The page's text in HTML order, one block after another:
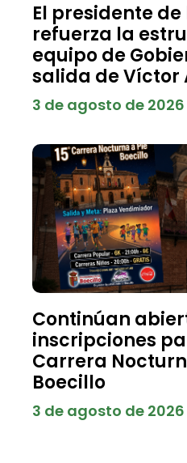
El presidente
refuerza la
equipo de
salida de Víctor
3 de agosto de 2026
Continúan
inscripciones
Carrera
Boecillo
3 de agosto de 2026